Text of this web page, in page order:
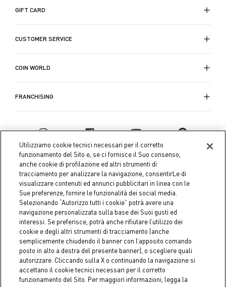
GIFT CARD
CUSTOMER SERVICE
COIN WORLD
FRANCHISING
Coin S.p.A. Tax code / VAT number 04391480276, share capital
€ 10.000.000,00 fully paid up
Company data Cookie Policy Privacy Policy
Legal
Notice
Utilizziamo cookie tecnici necessari per il corretto
funzionamento del Sito e, se ci fornisce il Suo consenso,
anche cookie di profilazione ed altri strumenti di
tracciamento per analizzare la navigazione, consentirLe di
visualizzare contenuti ed annunci pubblicitari in linea con le
Sue preferenze, fornire le funzionalità dei social media.
Selezionando “Autorizzo tutti i cookie” potrà avere una
navigazione personalizzata sulla base dei Suoi gusti ed
interessi. Se preferisce, potrà anche rifiutare l’utilizzo dei
cookie e degli altri strumenti di tracciamento (anche
semplicemente chiudendo il banner con l’apposito comando
posto in alto a destra del presente banner), o scegliere quali
autorizzare. Cliccando sulla X o continuando la navigazione si
accettano il cookie tecnici necessari per il corretto
funzionamento del Sito. Per maggiori informazioni, legga la